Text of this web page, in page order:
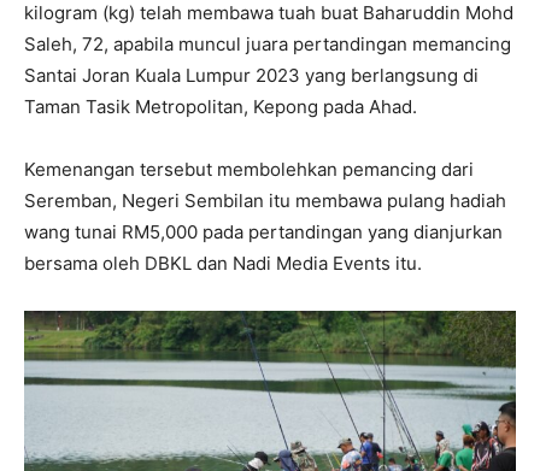
kilogram (kg) telah membawa tuah buat Baharuddin Mohd
Saleh, 72, apabila muncul juara pertandingan memancing
Santai Joran Kuala Lumpur 2023 yang berlangsung di
Taman Tasik Metropolitan, Kepong pada Ahad.
Kemenangan tersebut membolehkan pemancing dari
Seremban, Negeri Sembilan itu membawa pulang hadiah
wang tunai RM5,000 pada pertandingan yang dianjurkan
bersama oleh DBKL dan Nadi Media Events itu.